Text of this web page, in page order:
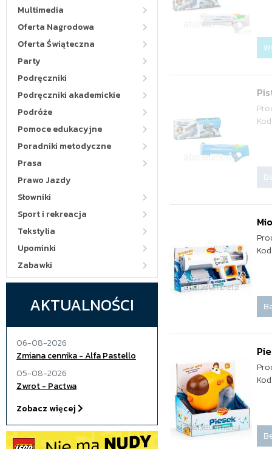
Multimedia
Oferta Nagrodowa
Oferta Świąteczna
Party
Podręczniki
Podręczniki akademickie
Podróże
Pomoce edukacyjne
Poradniki metodyczne
Prasa
Prawo Jazdy
Słowniki
Sport i rekreacja
Tekstylia
Upominki
Zabawki
AKTUALNOŚCI
06-08-2026
Zmiana cennika - Alfa Pastello
05-08-2026
Zwrot - Pactwa
Zobacz więcej